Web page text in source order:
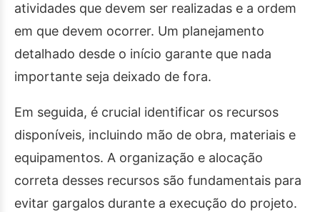
atividades que devem ser realizadas e a ordem
em que devem ocorrer. Um planejamento
detalhado desde o início garante que nada
importante seja deixado de fora.
Em seguida, é crucial identificar os recursos
disponíveis, incluindo mão de obra, materiais e
equipamentos. A organização e alocação
correta desses recursos são fundamentais para
evitar gargalos durante a execução do projeto.